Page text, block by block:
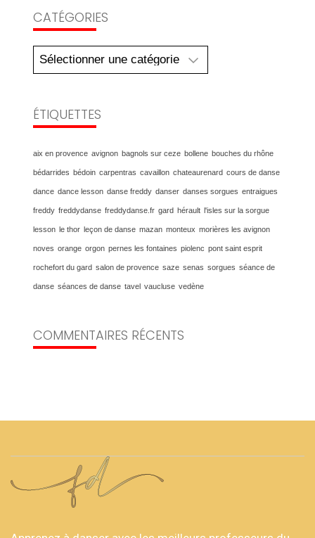
CATÉGORIES
Catégories
ÉTIQUETTES
aix en provence avignon bagnols sur ceze bollene bouches du rhône
bédarrides bédoin carpentras cavaillon chateaurenard cours de danse
dance dance lesson danse freddy danser danses sorgues entraigues
freddy freddydanse freddydanse.fr gard hérault l'isles sur la sorgue
lesson le thor leçon de danse mazan monteux morières les avignon
noves orange orgon pernes les fontaines piolenc pont saint esprit
rochefort du gard salon de provence saze senas sorgues séance de
danse séances de danse tavel vaucluse vedène
COMMENTAIRES RÉCENTS